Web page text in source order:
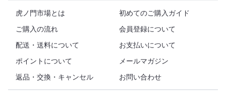
虎ノ門市場とは
初めてのご購入ガイド
ご購入の流れ
会員登録について
配送・送料について
お支払いについて
ポイントについて
メールマガジン
返品・交換・キャンセル
お問い合わせ